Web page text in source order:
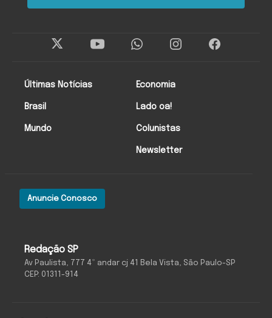
Redação SP
Av Paulista, 777 4º andar cj 41 Bela Vista, São Paulo-SP
CEP: 01311-914
Anuncie Conosco
Últimas Notícias
Brasil
Mundo
Economia
Lado oa!
Colunistas
Newsletter